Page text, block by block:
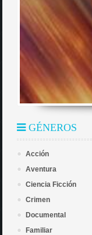
GÉNEROS
Acción
Aventura
Ciencia Ficción
Crimen
Documental
Familiar